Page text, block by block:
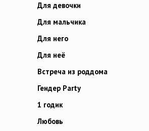
Для девочки
Для мальчика
Для него
Для неё
Встреча из роддома
Гендер Party
1 годик
Любовь